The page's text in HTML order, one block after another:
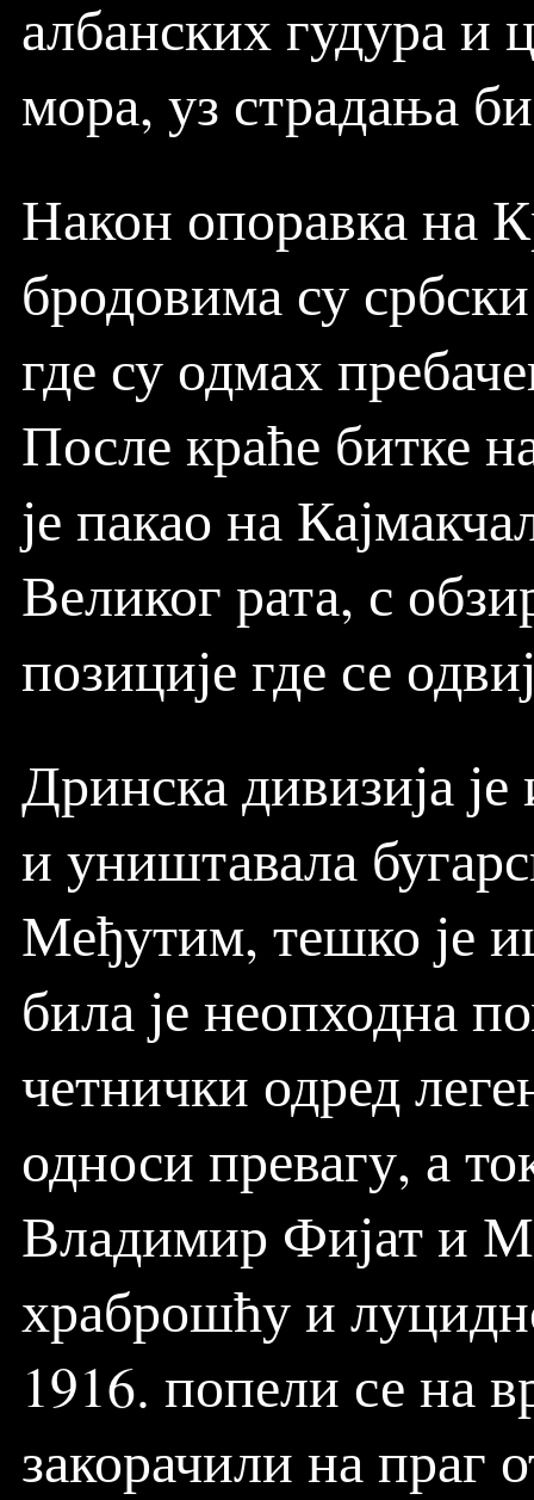
албанских гудура и
мора, уз страдања
Након опоравка на
бродовима су
где су одмах
После краће битке
је пакао на
Великог рата, с
позиције где се
Дринска дивизија
и уништавала
Међутим, тешко је
била је неопходна
четнички одред
односи превагу, а
Владимир Фијат и
храброшћу и
1916. попели се на
закорачили на праг